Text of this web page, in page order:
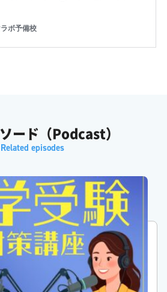
持ちからいきなり志望校レベルの難し
うみたいな
です
中学レベルの基礎から復習を始めたら
15もアップしたのに対してですね
偏差値からいきなり応用問題に取り組
ってしまったという例もあるんです
ード（Podcast）